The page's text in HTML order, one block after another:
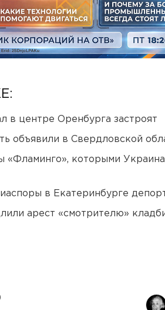
в центре Оренбурга застроят
объявили в Свердловской
«Фламинго», которыми
в Екатеринбурге
арест «смотрителю»